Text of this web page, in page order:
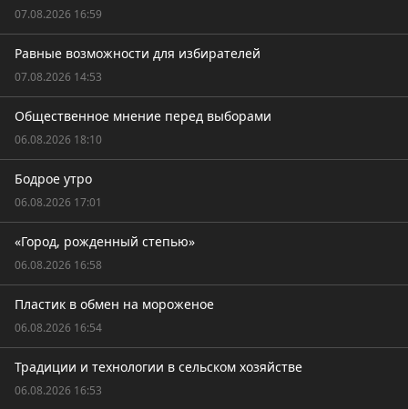
07.08.2026 16:59
Равные возможности для избирателей
07.08.2026 14:53
Общественное мнение перед выборами
06.08.2026 18:10
Бодрое утро
06.08.2026 17:01
«Город, рожденный степью»
06.08.2026 16:58
Пластик в обмен на мороженое
06.08.2026 16:54
Традиции и технологии в сельском хозяйстве
06.08.2026 16:53